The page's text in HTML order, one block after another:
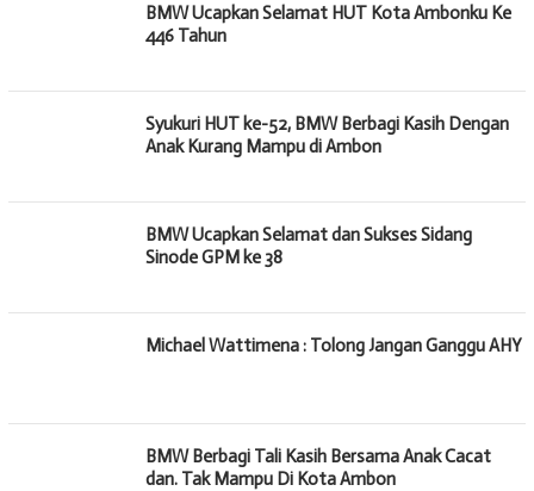
BMW Ucapkan Selamat HUT Kota Ambonku Ke
446 Tahun
Syukuri HUT ke-52, BMW Berbagi Kasih Dengan
Anak Kurang Mampu di Ambon
BMW Ucapkan Selamat dan Sukses Sidang
Sinode GPM ke 38
Michael Wattimena : Tolong Jangan Ganggu AHY
BMW Berbagi Tali Kasih Bersama Anak Cacat
dan. Tak Mampu Di Kota Ambon